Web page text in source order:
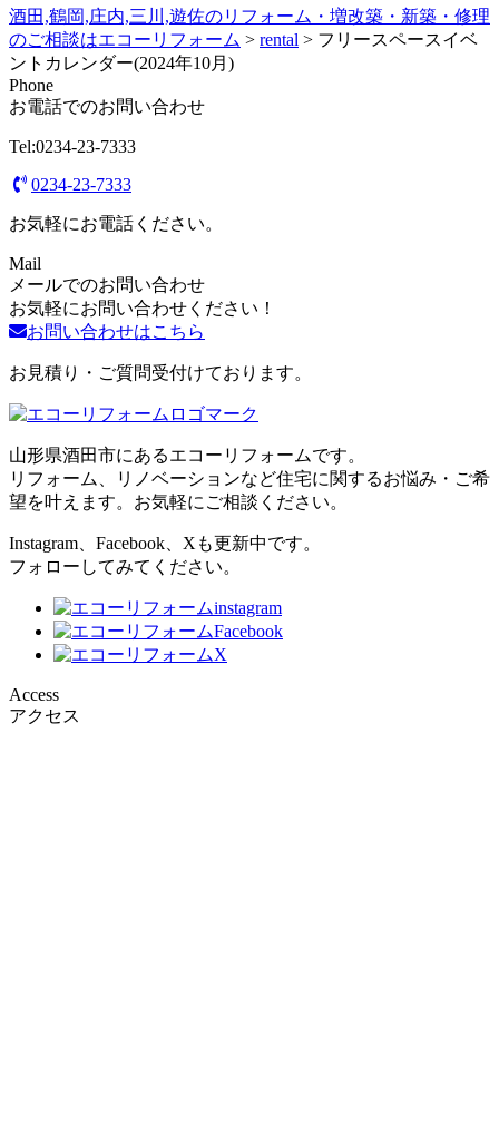
酒田,鶴岡,庄内,三川,遊佐のリフォーム・増改築・新築・修理
のご相談はエコーリフォーム > rental > フリースペースイベ
ントカレンダー(2024年10月)
Phone
お電話でのお問い合わせ
Tel:0234-23-7333
0234-23-7333
お気軽にお電話ください。
Mail
メールでのお問い合わせ
お気軽にお問い合わせください！
お問い合わせはこちら
お見積り・ご質問受付けております。
山形県酒田市にあるエコーリフォームです。
リフォーム、リノベーションなど住宅に関するお悩み・ご希
望を叶えます。お気軽にご相談ください。
Instagram、Facebook、Xも更新中です。
フォローしてみてください。
Access
アクセス